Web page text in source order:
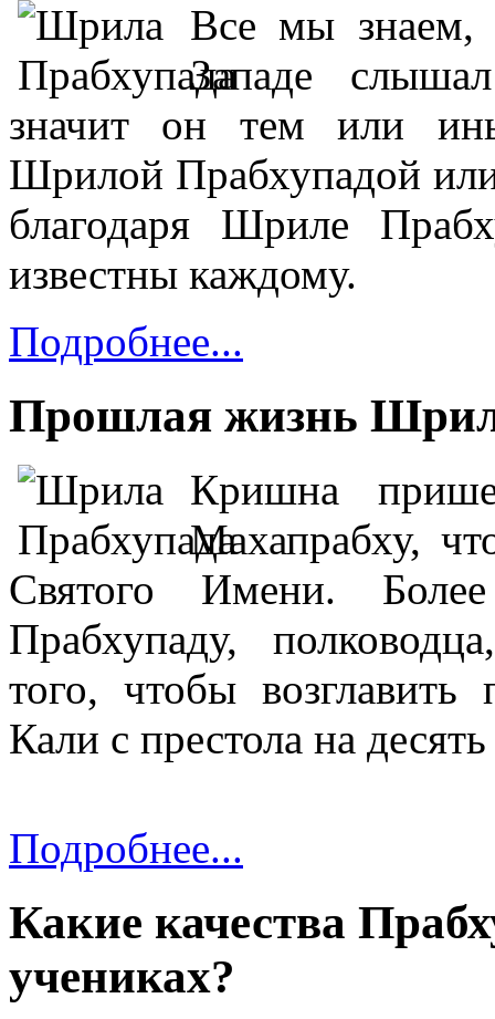
Все мы знаем,
Западе
значит он тем или
Шрилой Прабхупадой
благодаря Шриле
известны каждому.
Подробнее...
Прошлая жизнь
Кришна
Махапрабху,
Святого Имени.
Прабхупаду,
того, чтобы
Кали с престола на
Подробнее...
Какие качества
учениках?